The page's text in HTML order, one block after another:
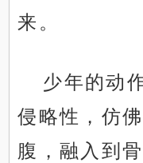
来。
少年的动
侵略性，仿
腹，融入到骨